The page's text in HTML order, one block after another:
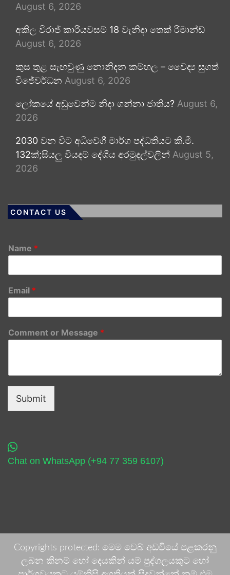
August 6, 2026
අකිල විරාජ් කාරියවසම් 18 වැනිදා තෙක් රිමාන්ඩ්
August 6, 2026
කුස තුළ සැඟවුණු නොනිදන කම්හල – වෛද්‍ය සුගත්
විජේවර්ධන August 6, 2026
ලෝකයේ අඩුවෙන්ම නිදා ගන්නා ජාතිය? August 6,
2026
2030 වන විට අධිවේගී මාර්ග පද්ධතියට කි.මී.
132ක්;සියලු වියදම් දේශීය අරමුදල්වලින් August 5,
2026
CONTACT US
Name *
Email *
Comment or Message *
Submit
Chat on WhatsApp (+94 77 359 6107)
Copyrights protected: මෙම වෙබ් අඩවියේ පළකරනු
ලබන කිනම් හෝ දෙයකින් යම් පුද්ගලයකුට හෝ